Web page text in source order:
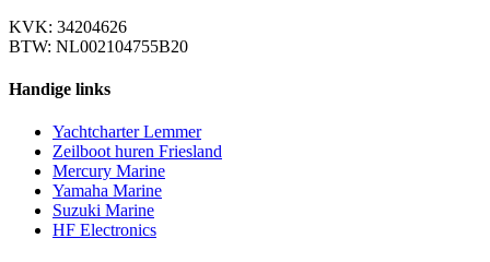
KVK: 34204626
BTW: NL002104755B20
Handige links
Yachtcharter Lemmer
Zeilboot huren Friesland
Mercury Marine
Yamaha Marine
Suzuki Marine
HF Electronics